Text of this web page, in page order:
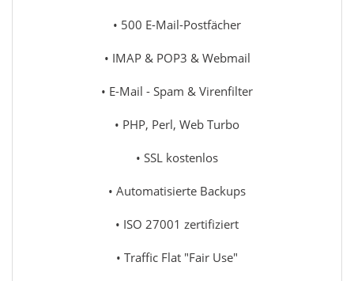
• 500 E-Mail-Postfächer
• IMAP & POP3 & Webmail
• E-Mail - Spam & Virenfilter
• PHP, Perl, Web Turbo
• SSL kostenlos
• Automatisierte Backups
• ISO 27001 zertifiziert
• Traffic Flat "Fair Use"